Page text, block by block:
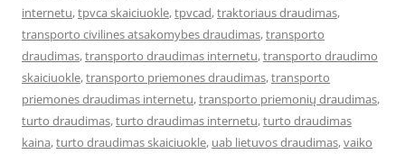
internetu,tpvca skaiciuokle,tpvcad,traktoriaus draudimas,
transporto civilines atsakomybes draudimas,transporto
draudimas,transporto draudimas internetu,transporto draudimo
skaiciuokle,transporto priemones draudimas,transporto
priemones draudimas internetu,transporto priemonių draudimas,
turto draudimas,turto draudimas internetu,turto draudimas
kaina,turto draudimas skaiciuokle, uab lietuvos draudimas,vaiko